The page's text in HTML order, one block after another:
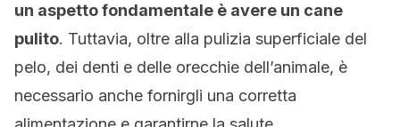
un aspetto fondamentale è avere un cane
pulito. Tuttavia, oltre alla pulizia superficiale del
pelo, dei denti e delle orecchie dell’animale, è
necessario anche fornirgli una corretta